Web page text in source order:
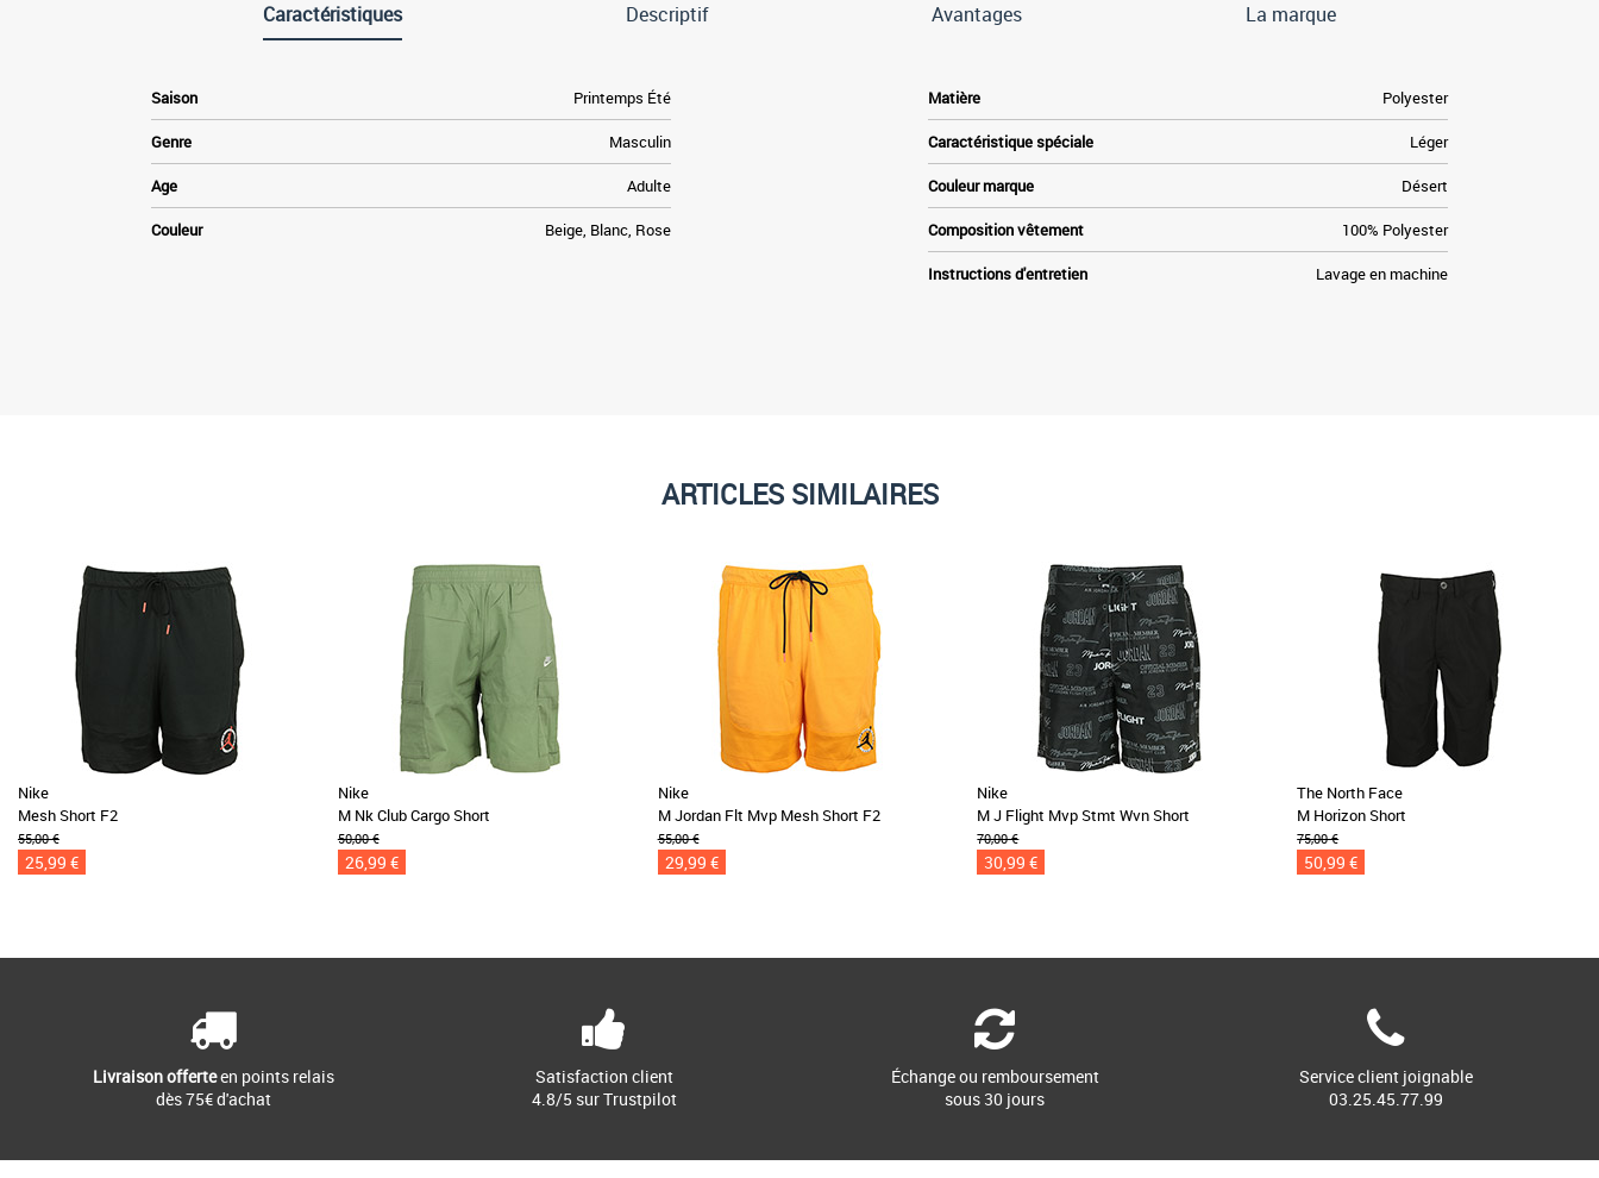
Caractéristiques Descriptif Avantages La marque
Saison Printemps Été
Genre Masculin
Age Adulte
Couleur Beige, Blanc, Rose
Matière Polyester
Caractéristique spéciale Léger
Couleur marque Désert
Composition vêtement 100% Polyester
Instructions d'entretien Lavage en machine
ARTICLES SIMILAIRES
Nike
Mesh Short F2
55,00 €
25,99 €
Nike
M Nk Club Cargo Short
50,00 €
26,99 €
Nike
M Jordan Flt Mvp Mesh Short F2
55,00 €
29,99 €
Nike
M J Flight Mvp Stmt Wvn Short
70,00 €
30,99 €
The North Face
M Horizon Short
75,00 €
50,99 €
Livraison offerteen points relais
dès 75€ d'achat
Satisfaction client
4.8/5 sur Trustpilot
Échange ou remboursement
sous 30 jours
Service client joignable
03.25.45.77.99